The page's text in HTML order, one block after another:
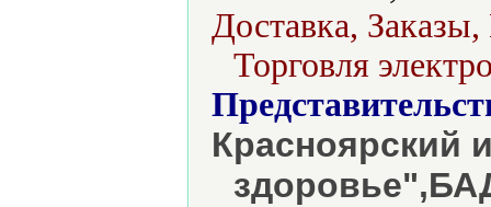
Доставка,
Торговля
Красноярский